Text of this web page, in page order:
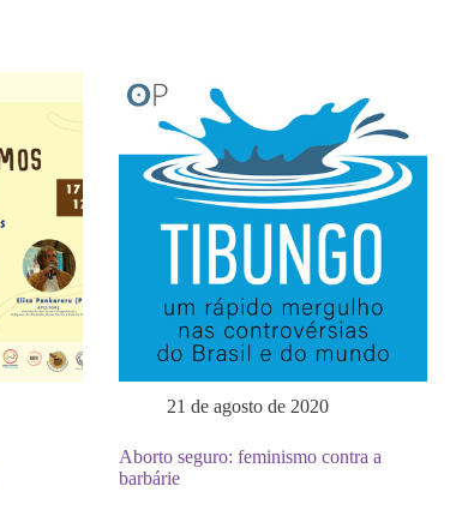
21 de agosto de 2020
Aborto seguro: feminismo contra a
barbárie